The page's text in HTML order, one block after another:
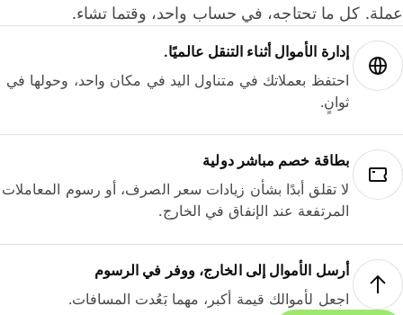
كل ما تحتاجه، في حساب واحد، وقتما تشاء.
إدارة الأموال أثناء التنقل عالميًا.
احتفظ بعملاتك في متناول اليد في مكان واحد، وحولها في
ثوانٍ.
بطاقة خصم مباشر دولية
لا تقلق أبدًا بشأن زيادات سعر الصرف، أو رسوم المعاملات
المرتفعة عند الإنفاق في الخارج.
أرسل الأموال إلى الخارج، ووفر في الرسوم
اجعل لأموالك قيمة أكبر، مهما بَعُدت المسافات.